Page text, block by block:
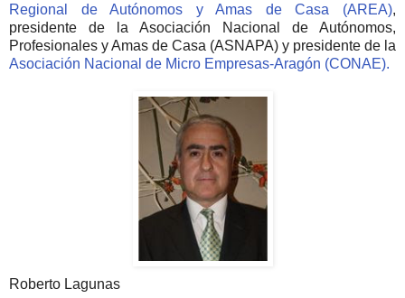
Regional de Autónomos y Amas de Casa (AREA),
presidente de la Asociación Nacional de Autónomos,
Profesionales y Amas de Casa (ASNAPA) y presidente de la
Asociación Nacional de Micro Empresas-Aragón (CONAE).
Roberto Lagunas